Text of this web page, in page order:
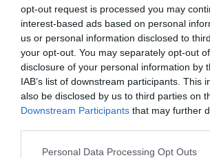
opt-out request is processed you may
interest-based ads based on personal
us or personal information disclosed to
your opt-out. You may separately opt-out
disclosure of your personal information by
IAB’s list of downstream participants. This
also be disclosed by us to third parties on
Downstream Participants that may further
Personal Data Processing Opt Outs
Isabel Pantoja
con Hacienda por
euros... suma y sigue
Eulogio López
El IBEX 35 cerró la
miércoles en los
un nuevo récord